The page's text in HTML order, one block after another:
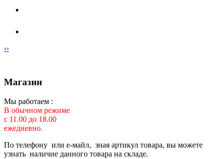
‹›
Магазин
Мы работаем :
В обычном режиме
с 11.00 до 18.00
ежедневно.
По телефону или е-майл, зная артикул товара, вы можете
узнать наличие данного товара на складе.